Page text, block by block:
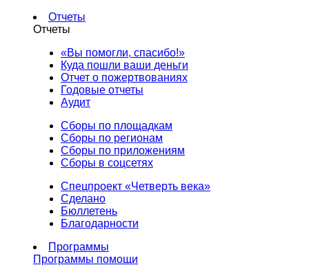
Отчеты
Отчеты
«Вы помогли, спасибо!»
Куда пошли ваши деньги
Отчет о пожертвованиях
Годовые отчеты
Аудит
Сборы по площадкам
Сборы по регионам
Сборы по приложениям
Сборы в соцсетях
Спецпроект «Четверть века»
Сделано
Бюллетень
Благодарности
Программы
Программы помощи